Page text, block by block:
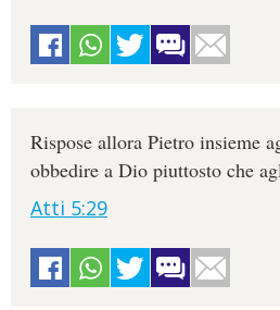
Rispose allora Pietro insieme
obbedire a Dio piuttosto che
Atti 5:29